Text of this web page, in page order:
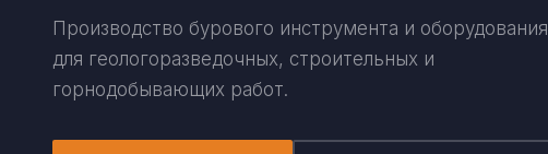
Производство бурового инструмента и оборудования
для геологоразведочных, строительных и
горнодобывающих работ.